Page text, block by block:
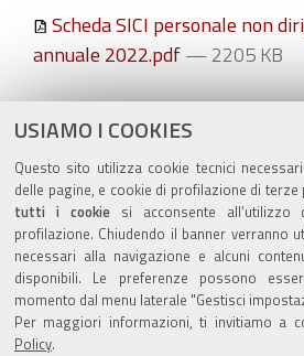
USIAMO I COOKIES
Questo sito utilizza cookie tecnici
delle pagine, e cookie di profilazione di terze
tutti i cookiesi acconsente all’utilizzo
profilazione. Chiudendo il banner verranno
necessari alla navigazione e alcuni
disponibili. Le preferenze possono
momento dal menu laterale "Gestisci
Per maggiori informazioni, ti invitiamo a
Policy.
Scheda SICI personale non
annuale 2022.pdf— 2205 KB
Azioni
sul
documento
ultima modifica 02/08/2023
Valuta